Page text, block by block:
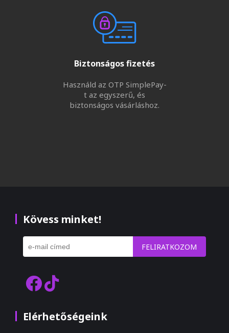
Biztonságos fizetés
Használd az OTP SimplePay-
t az egyszerű, és
biztonságos vásárláshoz.
Kövess minket!
FELIRATKOZOM
Elérhetőségeink